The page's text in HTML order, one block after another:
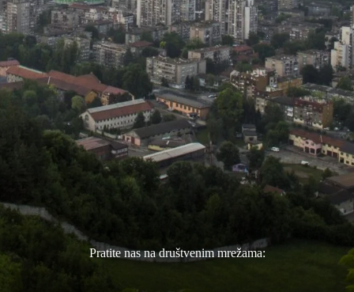
Pratite nas na društvenim mrežama: